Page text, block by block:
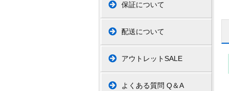
保証について
配送について
アウトレットSALE
よくある質問 Q＆A